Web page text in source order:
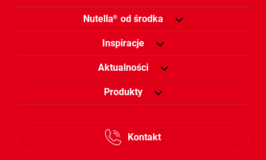
Nutella® od środka
Inspiracje
Aktualności
Produkty
Kontakt